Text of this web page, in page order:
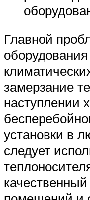
Главной
замерзание
наступлении
установки в
следует